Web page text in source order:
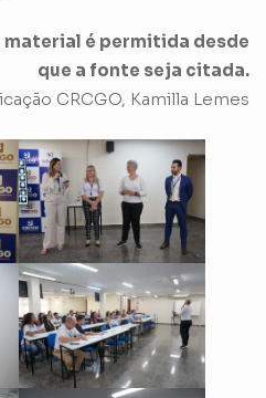
é permitida desde
que a fonte seja citada.
CRCGO, Kamilla Lemes